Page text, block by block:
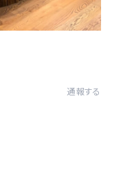
通報する